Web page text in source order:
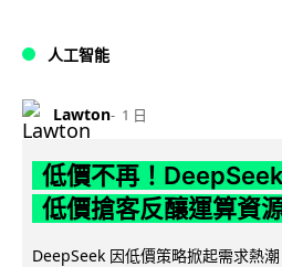
人工智能
Lawton 1 日
低價不再！
低價搶客反釀運算資
DeepSeek 因低價策略掀起需求熱